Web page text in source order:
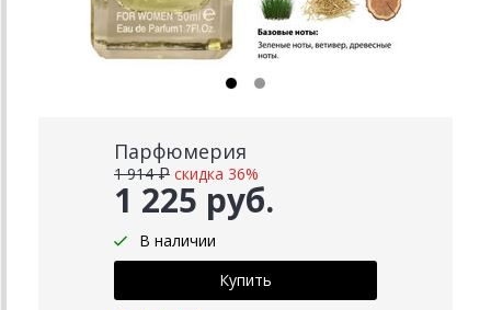
Парфюмерия
1 225 руб.
1 914 ₽ скидка 36%
В наличии